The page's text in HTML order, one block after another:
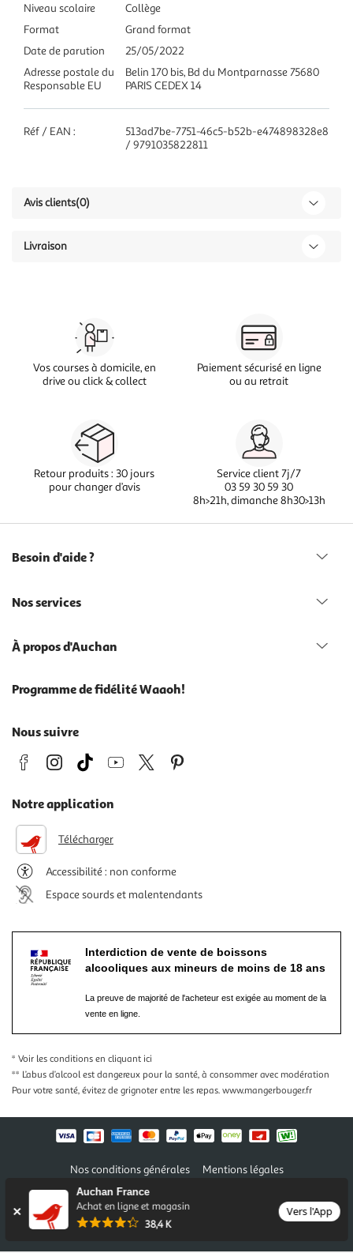
Auchan France
Achat en ligne et magasin
38,4 K
Vers l'App
Niveau scolaire
Collège
Format
Grand format
Date de parution
25/05/2022
Adresse postale du
Responsable EU
Belin 170 bis, Bd du Montparnasse 75680
PARIS CEDEX 14
Réf / EAN :
513ad7be-7751-46c5-b52b-e474898328e8
/ 9791035822811
Avis clients(0)
Livraison
Vos courses à domicile, en
drive ou click & collect
Paiement sécurisé en ligne
ou au retrait
Retour produits : 30 jours
pour changer d’avis
Service client 7j/7
03 59 30 59 30
8h>21h, dimanche 8h30>13h
Besoin d'aide ?
Nos services
À propos d'Auchan
Programme de fidélité Waaoh!
Nous suivre
Notre application
Télécharger
Accessibilité : non conforme
Espace sourds et malentendants
Interdiction de vente de boissons
alcooliques aux mineurs de moins de 18 ans
La preuve de majorité de l'acheteur est exigée au moment de la
vente en ligne.
* Voir les conditions en cliquant ici
** L’abus d’alcool est dangereux pour la santé, à consommer avec modération
Pour votre santé, évitez de grignoter entre les repas. www.mangerbouger.fr
Nos conditions générales
Mentions légales
Conditions des offres et promotions
Politique de confidentialité
Informations légales marketplace
Auchan 2026 © Tous droits réservés